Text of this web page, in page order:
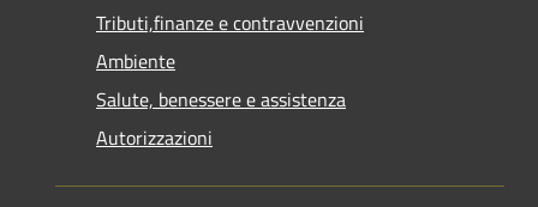
Tributi,finanze e contravvenzioni
Ambiente
Salute, benessere e assistenza
Autorizzazioni